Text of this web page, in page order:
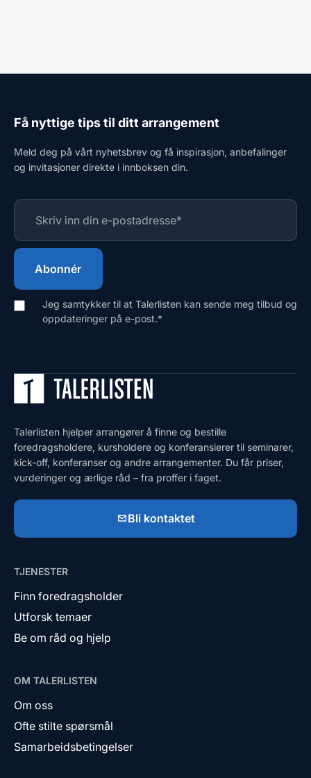
Få nyttige tips til ditt arrangement
Meld deg på vårt nyhetsbrev og få inspirasjon, anbefalinger
og invitasjoner direkte i innboksen din.
Jeg samtykker til at Talerlisten kan sende meg tilbud og
oppdateringer på e-post.*
Talerlisten hjelper arrangører å finne og bestille
foredragsholdere, kursholdere og konferansierer til seminarer,
kick-off, konferanser og andre arrangementer. Du får priser,
vurderinger og ærlige råd – fra proffer i faget.
Bli kontaktet
TJENESTER
Finn foredragsholder
Utforsk temaer
Be om råd og hjelp
OM TALERLISTEN
Om oss
Ofte stilte spørsmål
Samarbeidsbetingelser